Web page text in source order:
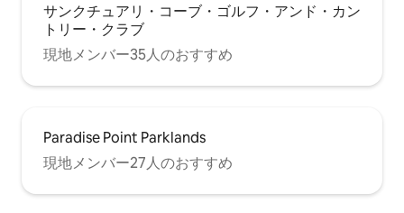
サンクチュアリ・コーブ・ゴルフ・アンド・カン
トリー・クラブ
現地メンバー35人のおすすめ
Paradise Point Parklands
現地メンバー27人のおすすめ